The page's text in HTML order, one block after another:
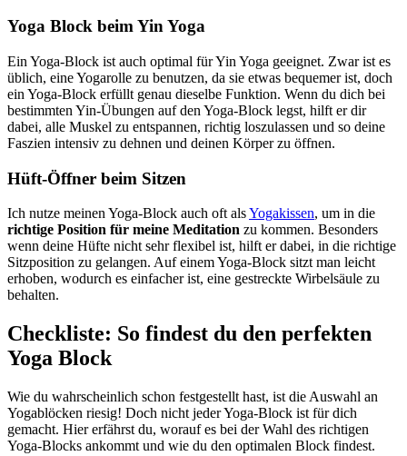
Yoga Block beim Yin Yoga
Ein Yoga-Block ist auch optimal für Yin Yoga geeignet. Zwar ist es
üblich, eine Yogarolle zu benutzen, da sie etwas bequemer ist, doch
ein Yoga-Block erfüllt genau dieselbe Funktion. Wenn du dich bei
bestimmten Yin-Übungen auf den Yoga-Block legst, hilft er dir
dabei, alle Muskel zu entspannen, richtig loszulassen und so deine
Faszien intensiv zu dehnen und deinen Körper zu öffnen.
Hüft-Öffner beim Sitzen
Ich nutze meinen Yoga-Block auch oft alsYogakissen, um in die
richtige Position für meine Meditation zu kommen. Besonders
wenn deine Hüfte nicht sehr flexibel ist, hilft er dabei, in die richtige
Sitzposition zu gelangen. Auf einem Yoga-Block sitzt man leicht
erhoben, wodurch es einfacher ist, eine gestreckte Wirbelsäule zu
behalten.
Checkliste: So findest du den perfekten
Yoga Block
Wie du wahrscheinlich schon festgestellt hast, ist die Auswahl an
Yogablöcken riesig! Doch nicht jeder Yoga-Block ist für dich
gemacht. Hier erfährst du, worauf es bei der Wahl des richtigen
Yoga-Blocks ankommt und wie du den optimalen Block findest.